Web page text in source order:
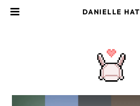
DANIELLE HAT